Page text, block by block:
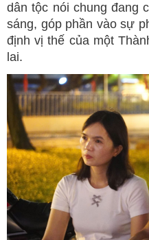
dân tộc nói chung đang
sáng, góp phần vào sự
định vị thế của một
lai.